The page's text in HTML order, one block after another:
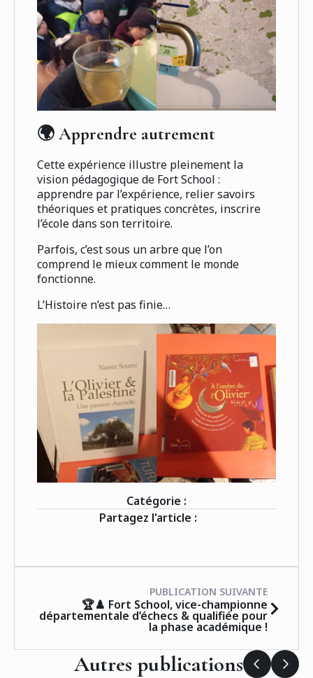
🌍 Apprendre autrement
Cette expérience illustre pleinement la
vision pédagogique de Fort School :
apprendre par l’expérience, relier savoirs
théoriques et pratiques concrètes, inscrire
l’école dans son territoire.
Parfois, c’est sous un arbre que l’on
comprend le mieux comment le monde
fonctionne.
L’Histoire n’est pas finie…
Catégorie :
Partagez l'article :
PUBLICATION SUIVANTE
🏆♟️ Fort School, vice-championne
départementale d’échecs & qualifiée pour
la phase académique !
Autres publications